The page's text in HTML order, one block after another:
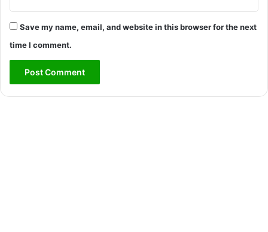
Save my name, email, and website in this browser for the next
time I comment.